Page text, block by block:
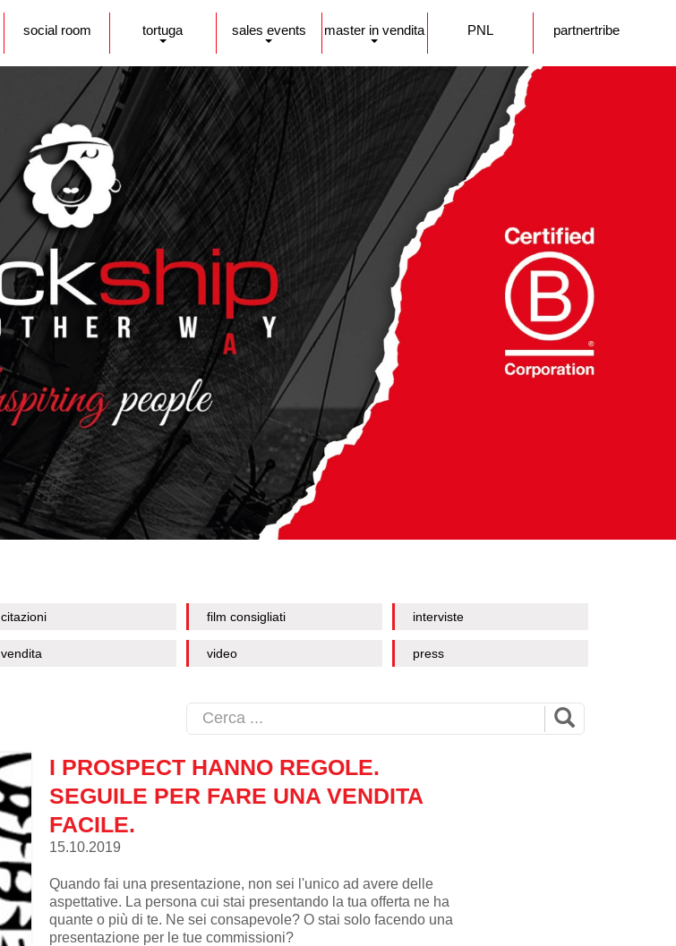
social room tortuga sales events master in vendita PNL partnertribe
citazioni film consigliati interviste
vendita video press
I PROSPECT HANNO REGOLE.
SEGUILE PER FARE UNA VENDITA
FACILE.
15.10.2019
Quando fai una presentazione, non sei l'unico ad avere delle
aspettative. La persona cui stai presentando la tua offerta ne ha
quante o più di te. Ne sei consapevole? O stai solo facendo una
presentazione per le tue commissioni?